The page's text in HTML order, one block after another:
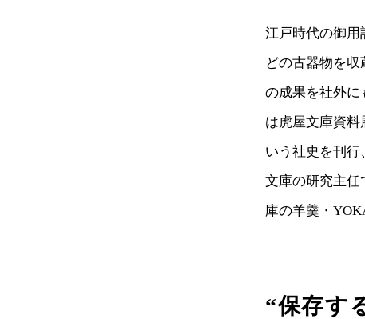
江戸時代の御用
どの古器物を
の成果を社外に
は虎屋文庫資料
いう社史を刊
文庫の研究主任
庫の羊羹・
“保存す